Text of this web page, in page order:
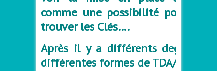
comme une possibilité pour
trouver les Clés….
Après il y a différents degrés
différentes formes de TDA/H et